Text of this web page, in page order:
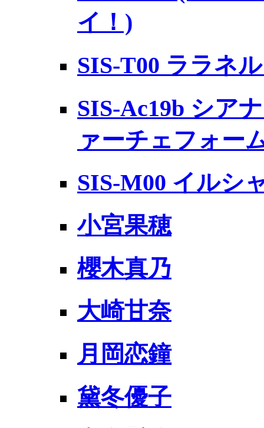
イ！)
SIS-T00 ララネ
SIS-Ac19b シア
ァーチェフォー
SIS-M00 イルシ
小宮果穂
櫻木真乃
大崎甘奈
月岡恋鐘
黛冬優子